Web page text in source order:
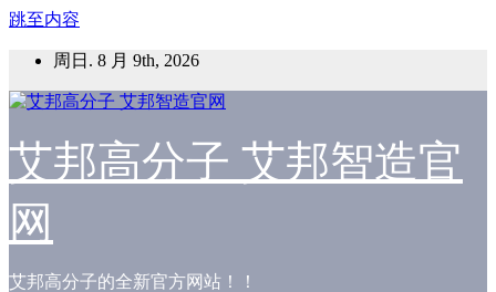
跳至内容
周日. 8 月 9th, 2026
艾邦高分子 艾邦智造官
网
艾邦高分子的全新官方网站！！